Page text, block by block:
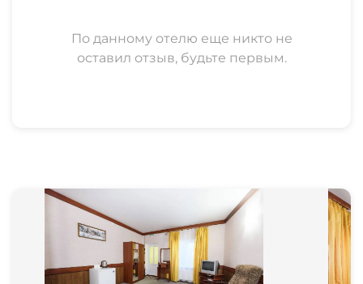
По данному отелю еще никто не
оставил отзыв, будьте первым.